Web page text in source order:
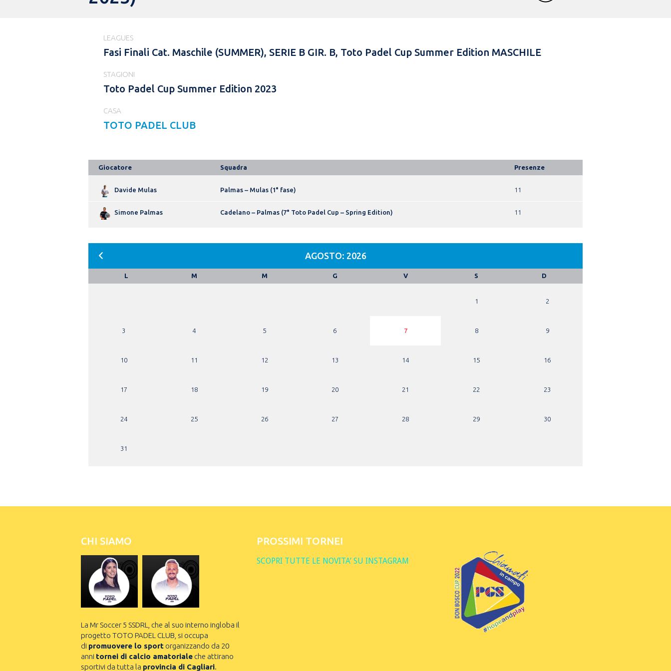
LEAGUES
Fasi Finali Cat. Maschile (SUMMER), SERIE B GIR. B, Toto Padel Cup Summer Edition MASCHILE
STAGIONI
Toto Padel Cup Summer Edition 2023
CASA
TOTO PADEL CLUB
Giocatore Squadra Presenze
Davide Mulas Palmas – Mulas (1° fase) 11
Simone Palmas Cadelano – Palmas (7° Toto Padel Cup – Spring Edition) 11
AGOSTO: 2026
L M M G V S D
1 2
3 4 5 6 7 8 9
10 11 12 13 14 15 16
17 18 19 20 21 22 23
24 25 26 27 28 29 30
31
CHI SIAMO
La Mr Soccer 5 SSDRL, che al suo interno ingloba il
progetto TOTO PADEL CLUB, si occupa
di promuovere lo sport organizzando da 20
anni tornei di calcio amatoriale che attirano
sportivi da tutta la provincia di Cagliari.
PROSSIMI TORNEI
SCOPRI TUTTE LE NOVITA’ SU INSTAGRAM